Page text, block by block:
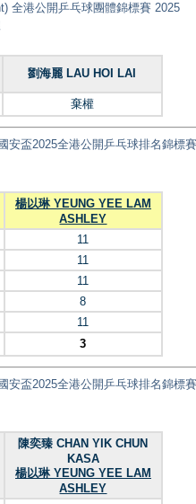
全港公開乒乓球團體錦標賽 2025
劉海麗 LAU HOI LAI
棄權
安盃2025全港公開乒乓球排名錦標
楊以琳 YEUNG YEE LAM
ASHLEY
11
11
11
8
11
3
安盃2025全港公開乒乓球排名錦標
陳奕臻 CHAN YIK CHUN
KASA
楊以琳 YEUNG YEE LAM
ASHLEY